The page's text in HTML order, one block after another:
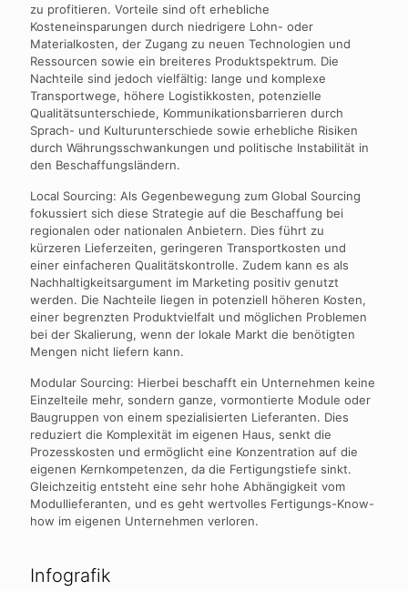
zu profitieren. Vorteile sind oft erhebliche
Kosteneinsparungen durch niedrigere Lohn- oder
Materialkosten, der Zugang zu neuen Technologien und
Ressourcen sowie ein breiteres Produktspektrum. Die
Nachteile sind jedoch vielfältig: lange und komplexe
Transportwege, höhere Logistikkosten, potenzielle
Qualitätsunterschiede, Kommunikationsbarrieren durch
Sprach- und Kulturunterschiede sowie erhebliche Risiken
durch Währungsschwankungen und politische Instabilität in
den Beschaffungsländern.
Local Sourcing: Als Gegenbewegung zum Global Sourcing
fokussiert sich diese Strategie auf die Beschaffung bei
regionalen oder nationalen Anbietern. Dies führt zu
kürzeren Lieferzeiten, geringeren Transportkosten und
einer einfacheren Qualitätskontrolle. Zudem kann es als
Nachhaltigkeitsargument im Marketing positiv genutzt
werden. Die Nachteile liegen in potenziell höheren Kosten,
einer begrenzten Produktvielfalt und möglichen Problemen
bei der Skalierung, wenn der lokale Markt die benötigten
Mengen nicht liefern kann.
Modular Sourcing: Hierbei beschafft ein Unternehmen keine
Einzelteile mehr, sondern ganze, vormontierte Module oder
Baugruppen von einem spezialisierten Lieferanten. Dies
reduziert die Komplexität im eigenen Haus, senkt die
Prozesskosten und ermöglicht eine Konzentration auf die
eigenen Kernkompetenzen, da die Fertigungstiefe sinkt.
Gleichzeitig entsteht eine sehr hohe Abhängigkeit vom
Modullieferanten, und es geht wertvolles Fertigungs-Know-
how im eigenen Unternehmen verloren.
Infografik